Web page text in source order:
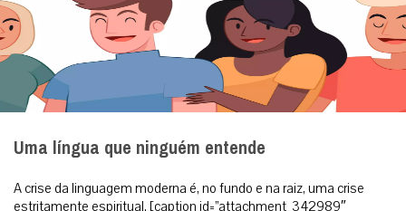
Senhora do Bom Conselho de Genazzano na
véspera da Natividade de Maria
Nesta ocasião, será inaugurada uma pintura que retrata o Papa
Leão XIV em oração diante da imagem da Virgem, no mesmo
estilo das de seus antece...
08 / Aug|Roma